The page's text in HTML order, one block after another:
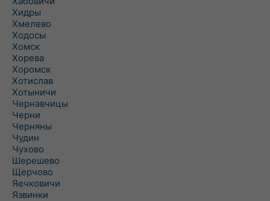
Хидры
Хмелево
Ходосы
Хомск
Хорева
Хоромск
Хотислав
Хотыничи
Чернавчицы
Черни
Черняны
Чудин
Чухово
Шерешево
Щерчово
Яечковичи
Язвинки